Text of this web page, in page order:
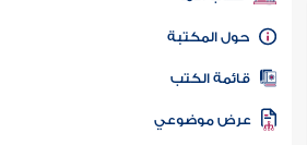
كتاب الأمة
المكتبة
الكتب